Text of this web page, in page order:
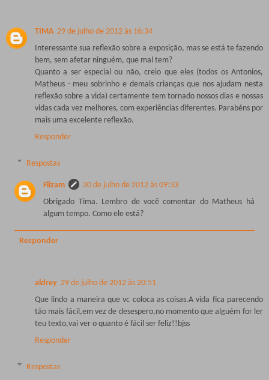
TIMA 29 de julho de 2012 às 16:34
Interessante sua reflexão sobre a exposição, mas se está te fazendo
bem, sem afetar ninguém, que mal tem?
Quanto a ser especial ou não, creio que eles (todos os Antonios,
Matheus - meu sobrinho e demais crianças que nos ajudam nesta
reflexão sobre a vida) certamente tem tornado nossos dias e nossas
vidas cada vez melhores, com experiências diferentes. Parabéns por
mais uma excelente reflexão.
Responder
Respostas
Flizam
30 de julho de 2012 às 09:33
Obrigado Tima. Lembro de você comentar do Matheus há
algum tempo. Como ele está?
Responder
aldrey 29 de julho de 2012 às 20:51
Que lindo a maneira que vc coloca as coisas.A vida fica parecendo
tão mais fácil,em vez de desespero,no momento que alguém for ler
teu texto,vai ver o quanto é fácil ser feliz!!bjss
Responder
Respostas